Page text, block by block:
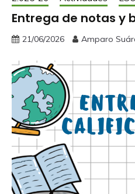
Entrega de notas y
21/06/2026 Amparo